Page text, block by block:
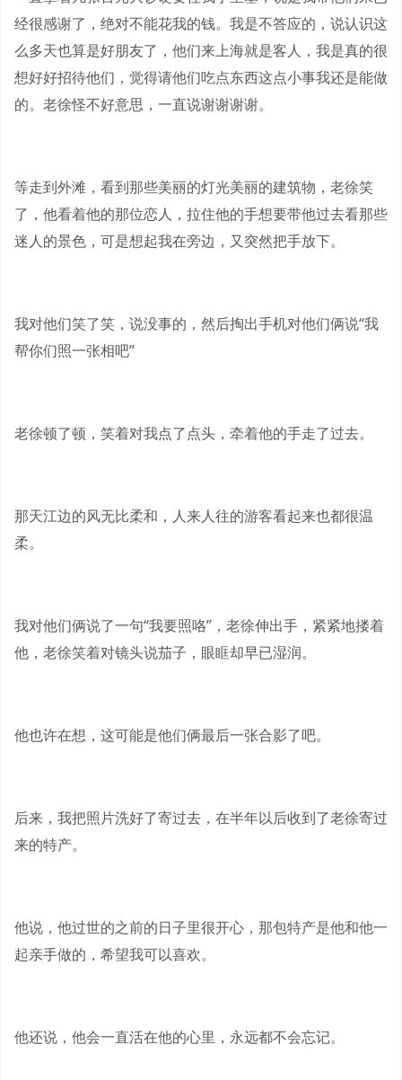
经很感谢了，绝对不能花我的钱。我是不答应的，说认识这
么多天也算是好朋友了，他们来上海就是客人，我是真的很
想好好招待他们，觉得请他们吃点东西这点小事我还是能做
的。老徐怪不好意思，一直说谢谢谢谢。
等走到外滩，看到那些美丽的灯光美丽的建筑物，老徐笑
了，他看着他的那位恋人，拉住他的手想要带他过去看那些
迷人的景色，可是想起我在旁边，又突然把手放下。
我对他们笑了笑，说没事的，然后掏出手机对他们俩说“我
帮你们照一张相吧”
老徐顿了顿，笑着对我点了点头，牵着他的手走了过去。
那天江边的风无比柔和，人来人往的游客看起来也都很温
柔。
我对他们俩说了一句“我要照咯”，老徐伸出手，紧紧地搂着
他，老徐笑着对镜头说茄子，眼眶却早已湿润。
他也许在想，这可能是他们俩最后一张合影了吧。
后来，我把照片洗好了寄过去，在半年以后收到了老徐寄过
来的特产。
他说，他过世的之前的日子里很开心，那包特产是他和他一
起亲手做的，希望我可以喜欢。
他还说，他会一直活在他的心里，永远都不会忘记。